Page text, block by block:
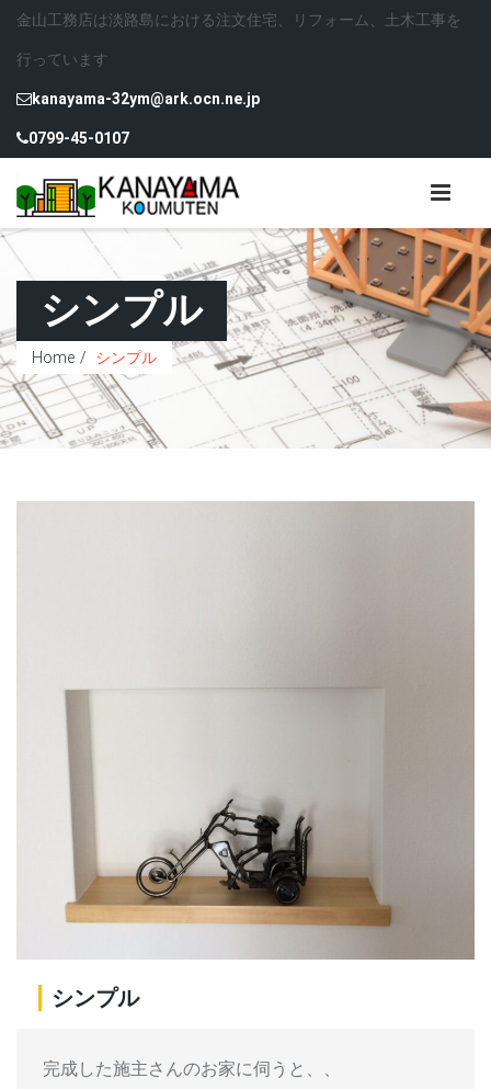
金山工務店は淡路島における注文住宅、リフォーム、土木工事を
行っています
kanayama-32ym@ark.ocn.ne.jp
0799-45-0107
シンプル
Home シンプル
シンプル
完成した施主さんのお家に伺うと、、